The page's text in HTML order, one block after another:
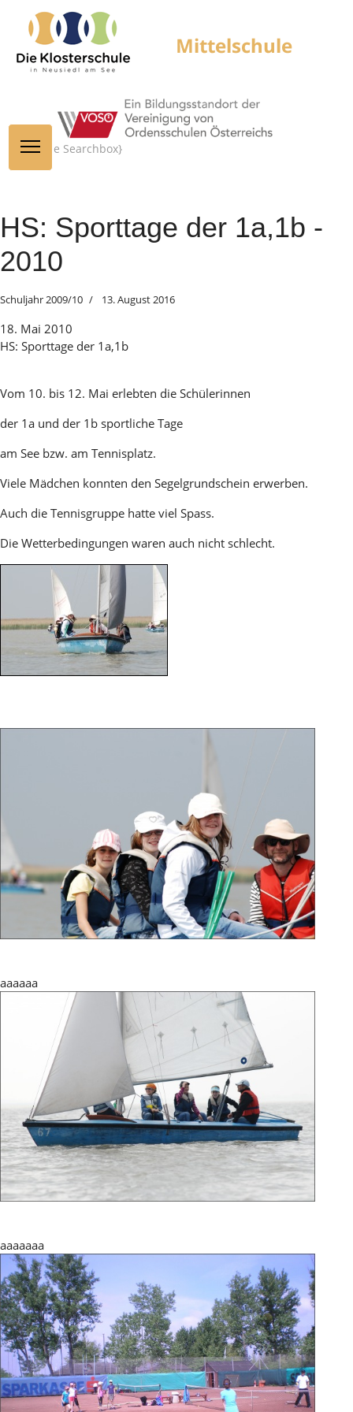
{module Searchbox}
HS: Sporttage der 1a,1b -
2010
Schuljahr 2009/10 13. August 2016
18. Mai 2010
HS: Sporttage der 1a,1b
Vom 10. bis 12. Mai erlebten die Schülerinnen
der 1a und der 1b sportliche Tage
am See bzw. am Tennisplatz.
Viele Mädchen konnten den Segelgrundschein erwerben.
Auch die Tennisgruppe hatte viel Spass.
Die Wetterbedingungen waren auch nicht schlecht.
aaaaaa
aaaaaaa